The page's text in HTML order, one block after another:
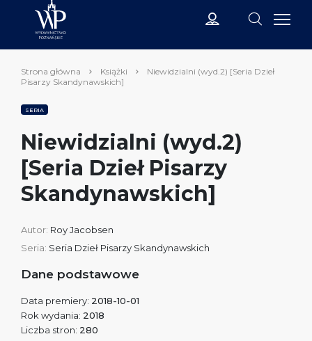
Strona główna Książki
Niewidzialni (wyd.2) [Seria Dzieł
Pisarzy Skandynawskich]
SERIA
Niewidzialni (wyd.2)
[Seria Dzieł Pisarzy
Skandynawskich]
Autor: Roy Jacobsen
Seria: Seria Dzieł Pisarzy Skandynawskich
Dane podstawowe
Data premiery: 2018-10-01
Rok wydania: 2018
Liczba stron: 280